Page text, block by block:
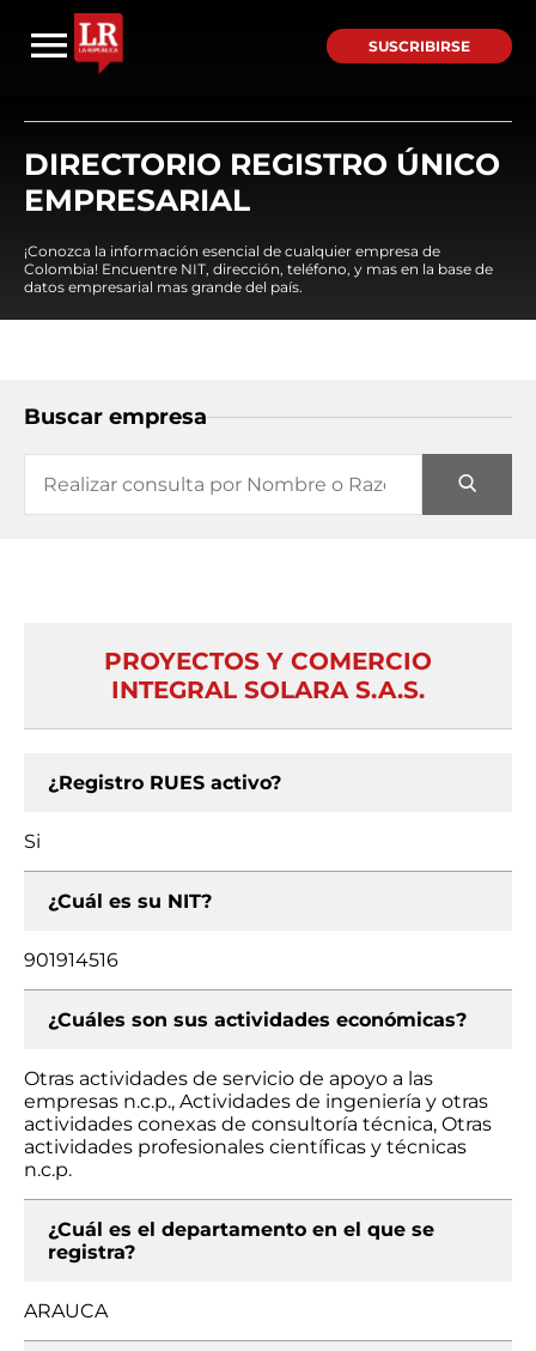
SUSCRIBIRSE
DIRECTORIO REGISTRO ÚNICO
EMPRESARIAL
¡Conozca la información esencial de cualquier empresa de
Colombia! Encuentre NIT, dirección, teléfono, y mas en la base de
datos empresarial mas grande del país.
Buscar empresa
PROYECTOS Y COMERCIO
INTEGRAL SOLARA S.A.S.
¿Registro RUES activo?
Si
¿Cuál es su NIT?
901914516
¿Cuáles son sus actividades económicas?
Otras actividades de servicio de apoyo a las
empresas n.c.p., Actividades de ingeniería y otras
actividades conexas de consultoría técnica, Otras
actividades profesionales científicas y técnicas
n.c.p.
¿Cuál es el departamento en el que se
registra?
ARAUCA